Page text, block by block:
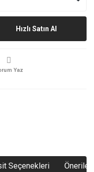
Hızlı Satın Al
Yaz
Seçenekleri